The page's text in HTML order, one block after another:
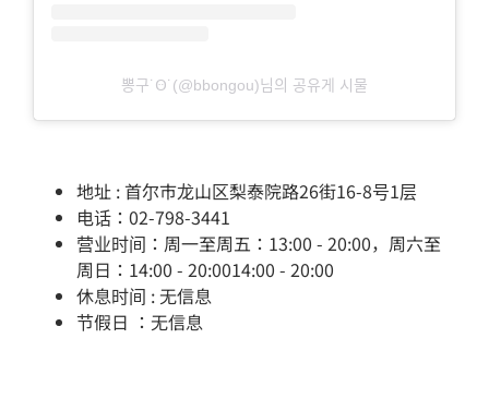
뽕구˙Ꙫ˙(@bbongou)님의 공유게 시물
地址 : 首尔市龙山区梨泰院路26街16-8号1层
电话：02-798-3441
营业时间：周一至周五：13:00 - 20:00，周六至
周日：14:00 - 20:0014:00 - 20:00
休息时间 : 无信息
节假日 ：无信息